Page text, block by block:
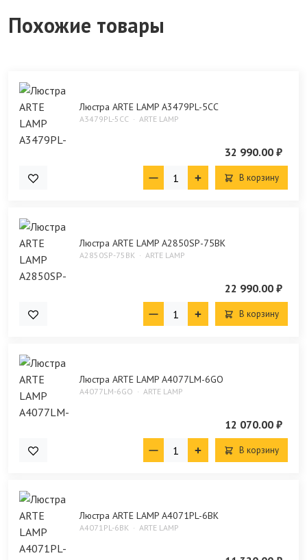
Похожие товары
Люстра ARTE LAMP A3479PL-5CC
A3479PL-5CC ARTE LAMP
32 990.00 ₽
В корзину
Люстра ARTE LAMP A2850SP-75BK
A2850SP-75BK ARTE LAMP
22 990.00 ₽
В корзину
Люстра ARTE LAMP A4077LM-6GO
A4077LM-6GO ARTE LAMP
12 070.00 ₽
В корзину
Люстра ARTE LAMP A4071PL-6BK
A4071PL-6BK ARTE LAMP